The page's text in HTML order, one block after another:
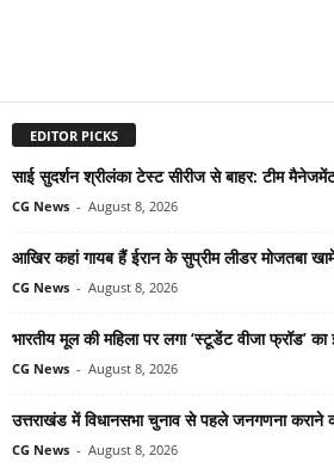
EDITOR PICKS
साई सुदर्शन श्रीलंका टेस्ट सीरीज से बाहर: टीम
CG News - August 8, 2026
आखिर कहां गायब हैं ईरान के सुप्रीम लीडर मोजतबा
CG News - August 8, 2026
भारतीय मूल की महिला पर लगा ‘स्टूडेंट वीजा फ्रॉड’
CG News - August 8, 2026
उत्तराखंड में विधानसभा चुनाव से पहले जनगणना कराने
CG News - August 8, 2026